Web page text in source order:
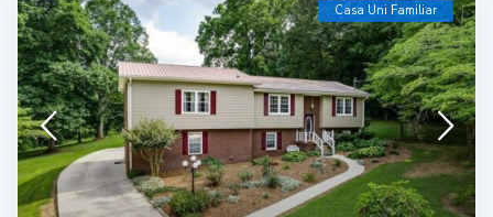
Casa Uni Familiar